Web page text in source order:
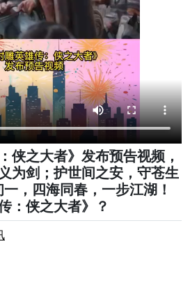
侠之大者》发布预告视频，
为剑；护世间之安，守苍生
，四海同春，一步江湖！
：侠之大者》？